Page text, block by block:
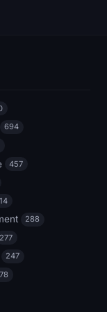
694
457
288
277
247